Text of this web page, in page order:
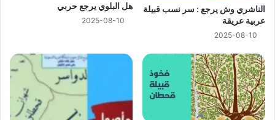
الناشري وش يرجع : سر نسب قبيلة
عربية عريقة
2025-08-10
هل البلوي يرجع حربي
2025-08-10